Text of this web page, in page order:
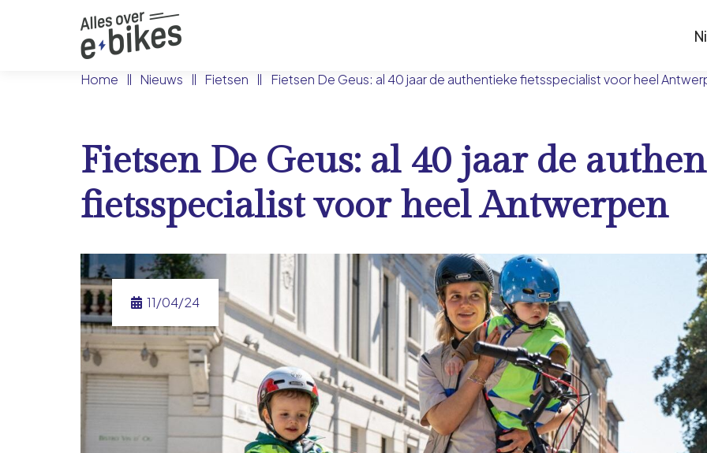
Home Nieuws Fietsen Fietsen De Geus: al 40 jaar de authentieke fietsspecialist voor heel
Fietsen De Geus: al 40 jaar de
fietsspecialist voor heel Antwerpen
11/04/24